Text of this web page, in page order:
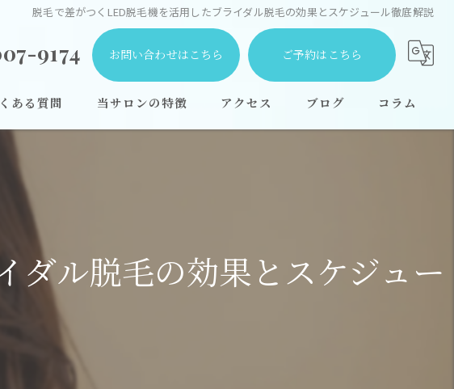
脱毛で差がつくLED脱毛機を活用したブライダル脱毛の効果とスケジュール徹底解説
9174 お問い合わせはこちら ご予約はこちら
ある質問 当サロンの特徴
顔
アクセス ブログ コラム
ダル脱毛の効果とスケジュー